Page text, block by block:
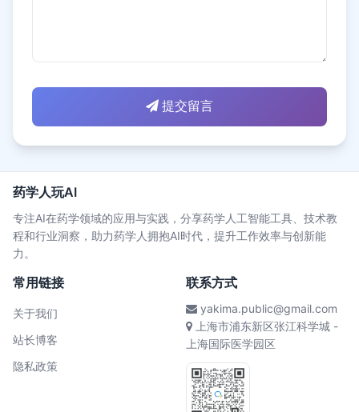
提交留言
药学人玩AI
专注AI在药学领域的应用与实践，分享药学人工智能工具、技术教
程和行业洞察，助力药学人拥抱AI时代，提升工作效率与创新能
力。
常用链接
关于我们
站长博客
隐私政策
联系方式
yakima.public@gmail.com
上海市浦东新区张江科学城 -
上海国际医学园区